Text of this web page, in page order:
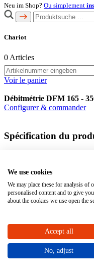
Neu im Shop? Ou simplement
Chariot
0 Articles
Voir le panier
Débitmétrie DFM 165 -
Configurer & commander
Spécification du
Raccordement
Matériel
We use cookies
We may place these for analysis
personalised content and to give
about the cookies we use open the
Accept all
No, adjust